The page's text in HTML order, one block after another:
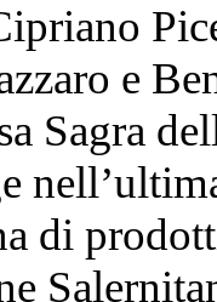
e
Sagra
di